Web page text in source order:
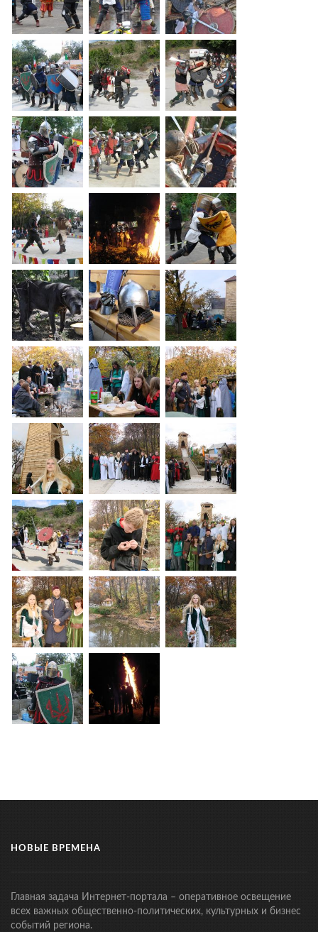
НОВЫЕ ВРЕМЕНА
Главная задача Интернет-портала – оперативное освещение
всех важных общественно-политических, культурных и бизнес
событий региона.